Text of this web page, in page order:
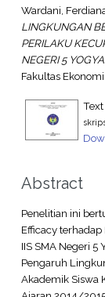
Wardani,
LINGKUNGAN
PERILAKU
NEGERI 5
Fakultas
Text
Abstract
Penelitian ini
Efficacy
IIS SMA Negeri 5
Pengaruh
Akademik Siswa